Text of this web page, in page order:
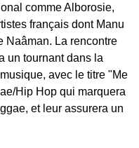
comme Alborosie,
français dont Manu
Naâman. La rencontre
un tournant dans la
avec le titre "Me
Hip Hop qui marquera
et leur assurera un